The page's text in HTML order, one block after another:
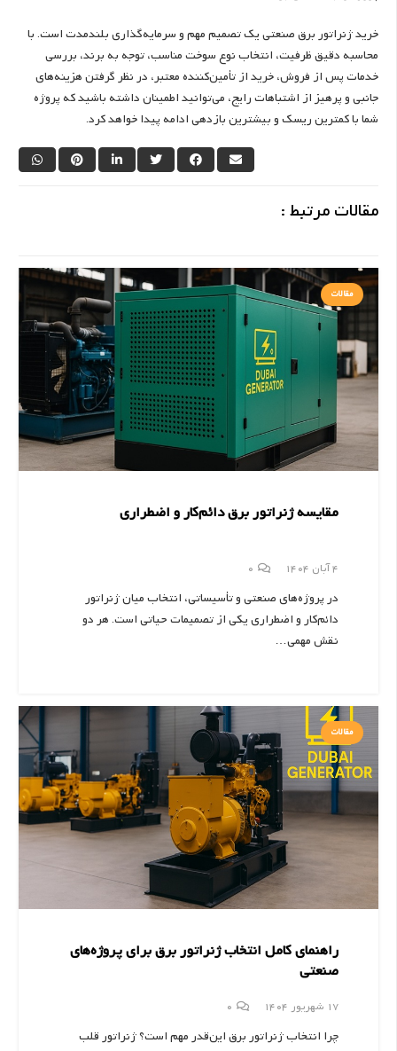
خرید ژنراتور برق صنعتی یک تصمیم مهم و سرمایه‌گذاری بلندمدت است. با
محاسبه دقیق ظرفیت، انتخاب نوع سوخت مناسب، توجه به برند، بررسی
خدمات پس از فروش، خرید از تأمین‌کننده معتبر، در نظر گرفتن هزینه‌های
جانبی و پرهیز از اشتباهات رایج، می‌توانید اطمینان داشته باشید که پروژه
شما با کمترین ریسک و بیشترین بازدهی ادامه پیدا خواهد کرد.
مقالات مرتبط :
مقالات
مقایسه ژنراتور برق دائم‌کار و اضطراری
4 آبان 1404 0
در پروژه‌های صنعتی و تأسیساتی، انتخاب میان ژنراتور
دائم‌کار و اضطراری یکی از تصمیمات حیاتی است. هر دو
نقش مهمی…
مقالات
راهنمای کامل انتخاب ژنراتور برق برای پروژه‌های
صنعتی
17 شهریور 1404 0
چرا انتخاب ژنراتور برق این‌قدر مهم است؟ ژنراتور قلب